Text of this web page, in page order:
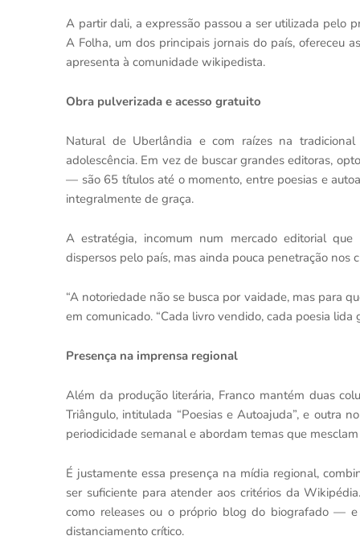
A partir dali, a expressão passou a ser utilizada pelo
A Folha, um dos principais jornais do país, ofereceu
apresenta à comunidade wikipedista.
Obra pulverizada e acesso gratuito
Natural de Uberlândia e com raízes na
adolescência. Em vez de buscar grandes editoras,
— são 65 títulos até o momento, entre poesias e
integralmente de graça.
A estratégia, incomum num mercado editorial
dispersos pelo país, mas ainda pouca penetração nos
“A notoriedade não se busca por vaidade, mas para
em comunicado. “Cada livro vendido, cada poesia
Presença na imprensa regional
Além da produção literária, Franco mantém duas
Triângulo, intitulada “Poesias e Autoajuda”, e outra
periodicidade semanal e abordam temas que
É justamente essa presença na mídia regional,
ser suficiente para atender aos critérios da
como releases ou o próprio blog do biografado —
distanciamento crítico.